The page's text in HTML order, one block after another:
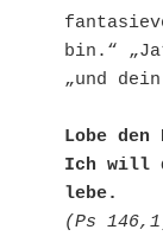
bin.“
„und
Lobe den
Ich will
lebe.
(Ps